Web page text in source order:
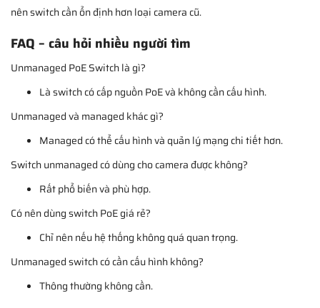
nên switch cần ổn định hơn loại camera cũ.
FAQ – câu hỏi nhiều người tìm
Unmanaged PoE Switch là gì?
Là switch có cấp nguồn PoE và không cần cấu hình.
Unmanaged và managed khác gì?
Managed có thể cấu hình và quản lý mạng chi tiết hơn.
Switch unmanaged có dùng cho camera được không?
Rất phổ biến và phù hợp.
Có nên dùng switch PoE giá rẻ?
Chỉ nên nếu hệ thống không quá quan trọng.
Unmanaged switch có cần cấu hình không?
Thông thường không cần.